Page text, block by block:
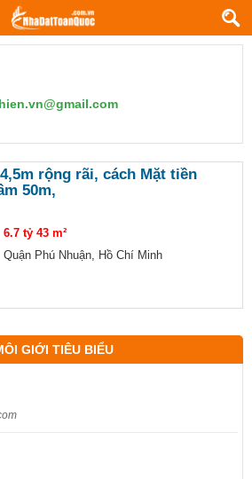
rộng rãi, cách Mặt tiền
50m,
6.7 tỷ 43 m²
Quận Phú Nhuận, Hồ Chí Minh
GIỚI TIÊU BIỂU